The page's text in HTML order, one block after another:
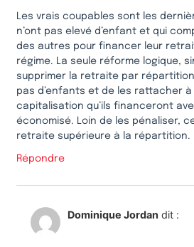
Les vrais coupables sont les
n’ont pas elevé d’enfant et qui
des autres pour financer leur
régime. La seule réforme logique,
supprimer la retraite par répartition
pas d’enfants et de les rattacher à
capitalisation qu’ils financeront
économisé. Loin de les pénaliser,
retraite supérieure à la répartition.
Répondre
Dominique Jordan dit :